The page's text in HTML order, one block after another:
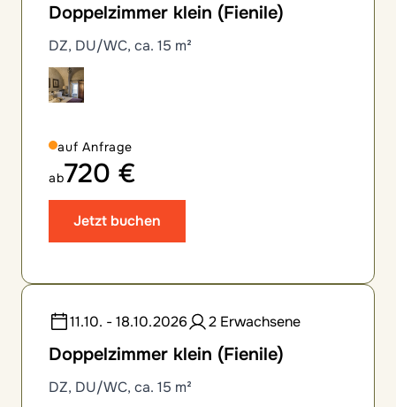
Doppelzimmer klein (Fienile)
DZ, DU/WC, ca. 15 m²
auf Anfrage
ab720 €
Jetzt buchen
11.10. - 18.10.2026 2 Erwachsene
Doppelzimmer klein (Fienile)
DZ, DU/WC, ca. 15 m²